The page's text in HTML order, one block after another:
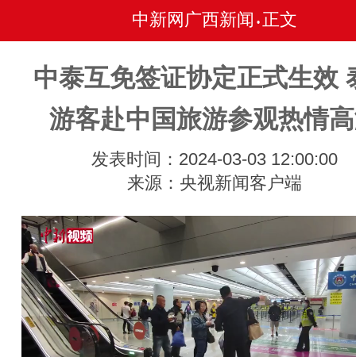
中新网广西新闻 • 正文
中泰互免签证协定正式生效
游客赴中国旅游参观热情
发表时间：2024-03-03 12:00:00
来源：央视新闻客户端